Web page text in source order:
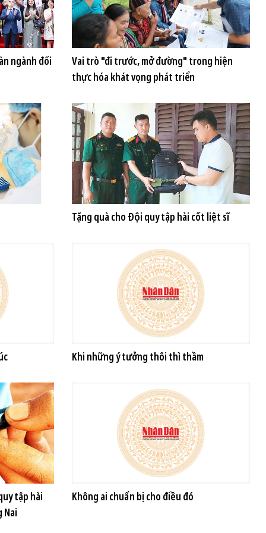
ngành đối
Vai trò "đi trước, mở đường" trong hiện
thực hóa khát vọng phát triển
Tặng quà cho Đội quy tập hài cốt liệt sĩ
Khi những ý tưởng thôi thì thầm
tập hài
Nai
Không ai chuẩn bị cho điều đó